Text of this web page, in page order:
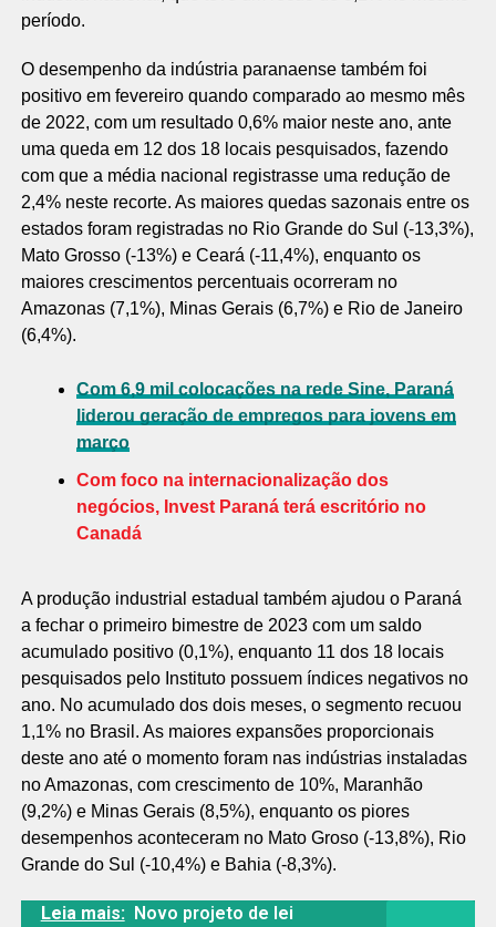
período.
O desempenho da indústria paranaense também foi
positivo em fevereiro quando comparado ao mesmo mês
de 2022, com um resultado 0,6% maior neste ano, ante
uma queda em 12 dos 18 locais pesquisados, fazendo
com que a média nacional registrasse uma redução de
2,4% neste recorte. As maiores quedas sazonais entre os
estados foram registradas no Rio Grande do Sul (-13,3%),
Mato Grosso (-13%) e Ceará (-11,4%), enquanto os
maiores crescimentos percentuais ocorreram no
Amazonas (7,1%), Minas Gerais (6,7%) e Rio de Janeiro
(6,4%).
Com 6,9 mil colocações na rede Sine, Paraná
liderou geração de empregos para jovens em
março
Com foco na internacionalização dos
negócios, Invest Paraná terá escritório no
Canadá
A produção industrial estadual também ajudou o Paraná
a fechar o primeiro bimestre de 2023 com um saldo
acumulado positivo (0,1%), enquanto 11 dos 18 locais
pesquisados pelo Instituto possuem índices negativos no
ano. No acumulado dos dois meses, o segmento recuou
1,1% no Brasil. As maiores expansões proporcionais
deste ano até o momento foram nas indústrias instaladas
no Amazonas, com crescimento de 10%, Maranhão
(9,2%) e Minas Gerais (8,5%), enquanto os piores
desempenhos aconteceram no Mato Groso (-13,8%), Rio
Grande do Sul (-10,4%) e Bahia (-8,3%).
Leia mais: Novo projeto de lei